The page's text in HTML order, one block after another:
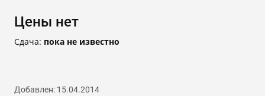
Цены нет
Сдача: пока не известно
Добавлен: 15.04.2014